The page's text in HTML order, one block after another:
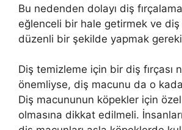
Bu nedenden dolayı diş
eğlenceli bir hale getirmek ve
düzenli bir şekilde yapmak
Diş temizleme için bir diş fırçası
önemliyse, diş macunu da o
Diş macununun köpekler için
olmasına dikkat edilmeli.